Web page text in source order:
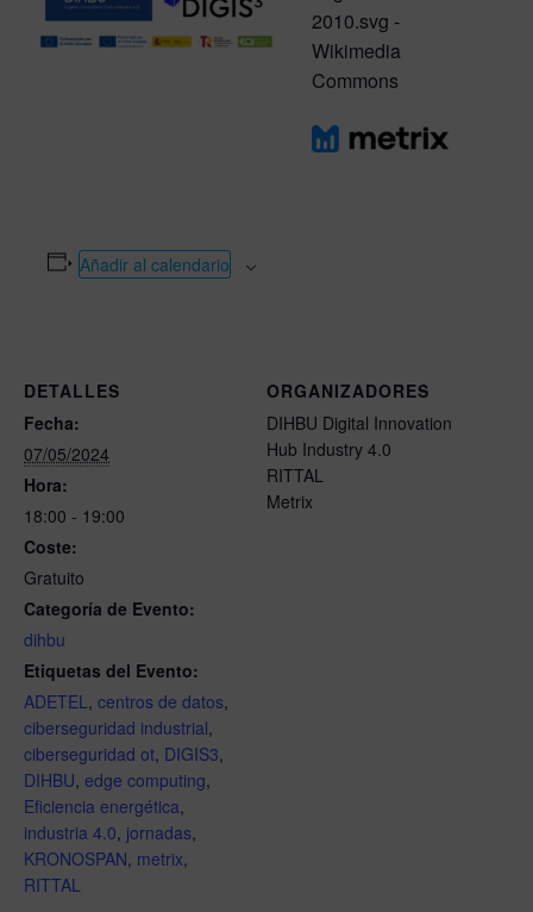
Añadir al calendario
DETALLES
Fecha:
07/05/2024
Hora:
18:00 - 19:00
Coste:
Gratuito
Categoría de Evento:
dihbu
Etiquetas del Evento:
ADETEL, centros de datos,
ciberseguridad industrial,
ciberseguridad ot, DIGIS3,
DIHBU, edge computing,
Eficiencia energética,
industria 4.0, jornadas,
KRONOSPAN, metrix,
RITTAL
ORGANIZADORES
DIHBU Digital Innovation
Hub Industry 4.0
RITTAL
Metrix